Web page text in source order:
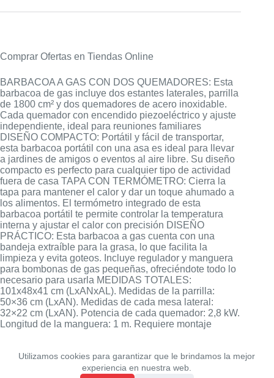
Utilizamos cookies para garantizar que le brindamos la mejor
experiencia en nuestra web.
Comprar Ofertas en Tiendas Online
BARBACOA A GAS CON DOS QUEMADORES: Esta
barbacoa de gas incluye dos estantes laterales, parrilla
de 1800 cm² y dos quemadores de acero inoxidable.
Cada quemador con encendido piezoeléctrico y ajuste
independiente, ideal para reuniones familiares
DISEÑO COMPACTO: Portátil y fácil de transportar,
esta barbacoa portátil con una asa es ideal para llevar
a jardines de amigos o eventos al aire libre. Su diseño
compacto es perfecto para cualquier tipo de actividad
fuera de casa TAPA CON TERMÓMETRO: Cierra la
tapa para mantener el calor y dar un toque ahumado a
los alimentos. El termómetro integrado de esta
barbacoa portátil te permite controlar la temperatura
interna y ajustar el calor con precisión DISEÑO
PRÁCTICO: Esta barbacoa a gas cuenta con una
bandeja extraíble para la grasa, lo que facilita la
limpieza y evita goteos. Incluye regulador y manguera
para bombonas de gas pequeñas, ofreciéndote todo lo
necesario para usarla MEDIDAS TOTALES:
101x48x41 cm (LxANxAL). Medidas de la parrilla:
50×36 cm (LxAN). Medidas de cada mesa lateral:
32×22 cm (LxAN). Potencia de cada quemador: 2,8 kW.
Longitud de la manguera: 1 m. Requiere montaje